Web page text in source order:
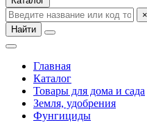
×
Найти
Главная
Каталог
Товары для дома и сада
Земля, удобрения
Фунгициды